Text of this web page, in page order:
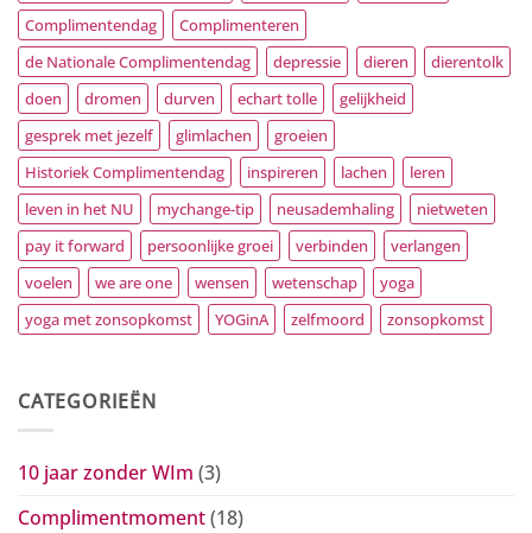
Complimentendag
Complimenteren
de Nationale Complimentendag
depressie dieren
dierentolk
doen
dromen durven echart tolle
gelijkheid
gesprek met jezelf
glimlachen
groeien
Historiek Complimentendag
inspireren lachen
leren
leven in het NU
mychange-tip neusademhaling
nietweten
pay it forward
persoonlijke groei verbinden
verlangen
voelen
we are one wensen wetenschap
yoga
yoga met zonsopkomst
YOGinA zelfmoord zonsopkomst
CATEGORIEËN
10 jaar zonder WIm (3)
Complimentmoment(18)